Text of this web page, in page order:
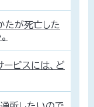
たが死亡した
ビスには、ど